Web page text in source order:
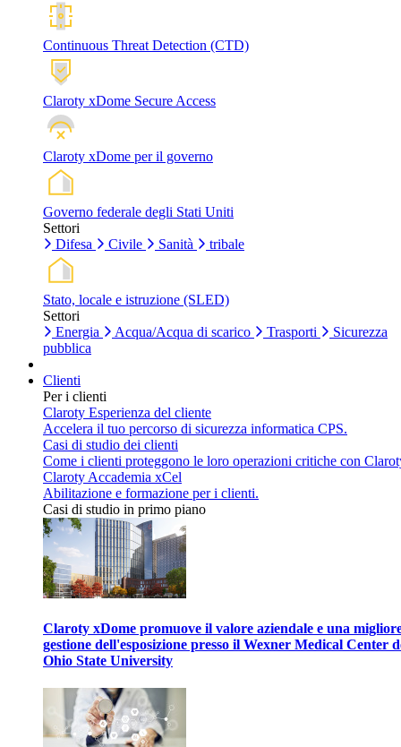
Continuous Threat Detection (CTD)
Claroty xDome Secure Access
Claroty xDome per il governo
Governo federale degli Stati Uniti
Settori
Difesa
Civile Sanità tribale
Stato, locale e istruzione (SLED)
Settori
Energia
Acqua/Acqua di scarico Trasporti
Sicurezza
pubblica
Clienti
Per i clienti
Claroty Esperienza del cliente
Accelera il tuo percorso di sicurezza informatica CPS.
Casi di studio dei clienti
Come i clienti proteggono le loro operazioni critiche con
Claroty Accademia xCel
Abilitazione e formazione per i clienti.
Casi di studio in primo piano
Claroty xDome promuove il valore aziendale e una
gestione dell'esposizione presso il Wexner Medical Center
Ohio State University